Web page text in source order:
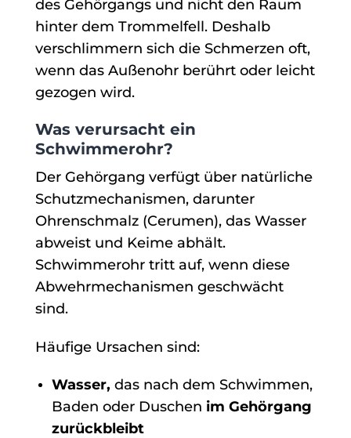
des Gehörgangs und nicht den Raum
hinter dem Trommelfell. Deshalb
verschlimmern sich die Schmerzen oft,
wenn das Außenohr berührt oder leicht
gezogen wird.
Was verursacht ein
Schwimmerohr?
Der Gehörgang verfügt über natürliche
Schutzmechanismen, darunter
Ohrenschmalz (Cerumen), das Wasser
abweist und Keime abhält.
Schwimmerohr tritt auf, wenn diese
Abwehrmechanismen geschwächt
sind.
Häufige Ursachen sind:
Wasser, das nach dem Schwimmen,
Baden oder Duschen im Gehörgang
zurückbleibt